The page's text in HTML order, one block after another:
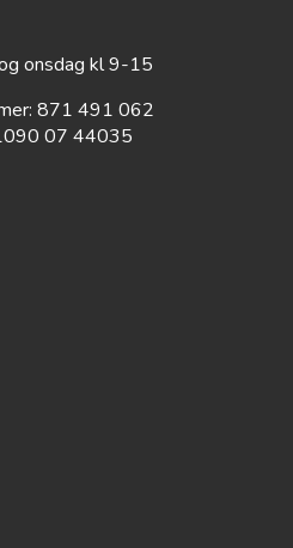
onsdag kl 9-15
871 491 062
07 44035